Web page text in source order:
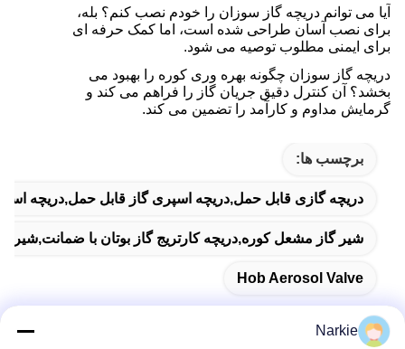
آیا می توانم دریچه گاز سوزان را خودم نصب کنم؟ بله،
برای نصب آسان طراحی شده است، اما کمک حرفه ای
برای ایمنی مطلوب توصیه می شود.
دریچه گاز سوزان چگونه بهره وری کوره را بهبود می
بخشد؟ آن کنترل دقیق جریان گاز را فراهم می کند و
گرمایش مداوم و کارآمد را تضمین می کند.
برچسب ها:
دریچه گازی قابل حمل,دریچه اسپری گاز قابل حمل,دریچه
شیر گاز مشعل کوره,دریچه کارتریج گاز بوتان با ضمانت,شیر
Hob Aerosol Valve
Narkie